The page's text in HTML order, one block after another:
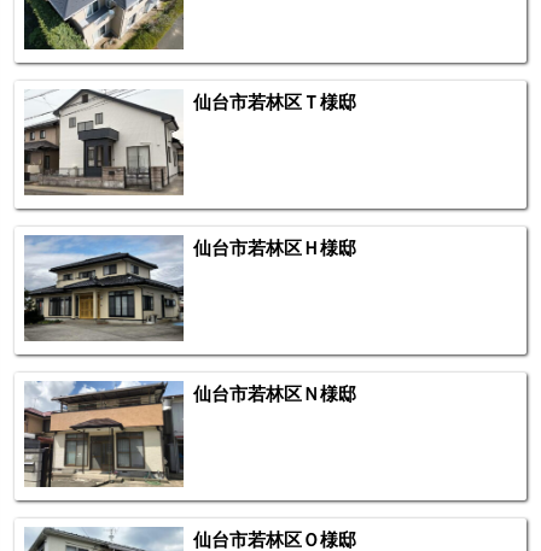
仙台市若林区Ｔ様邸
仙台市若林区Ｈ様邸
仙台市若林区Ｎ様邸
仙台市若林区Ｏ様邸